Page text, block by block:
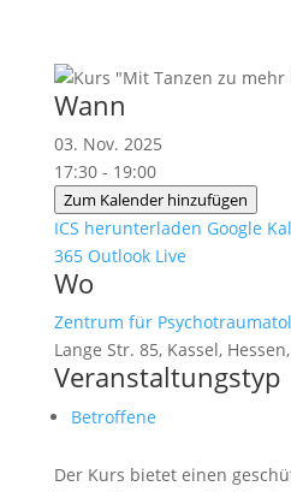
Wann
03. Nov. 2025
17:30 - 19:00
Zum Kalender hinzufügen
ICS herunterladen Google
365 Outlook Live
Wo
Zentrum für
Lange Str. 85, Kassel,
Veranstaltungstyp
Betroffene
Der Kurs bietet einen